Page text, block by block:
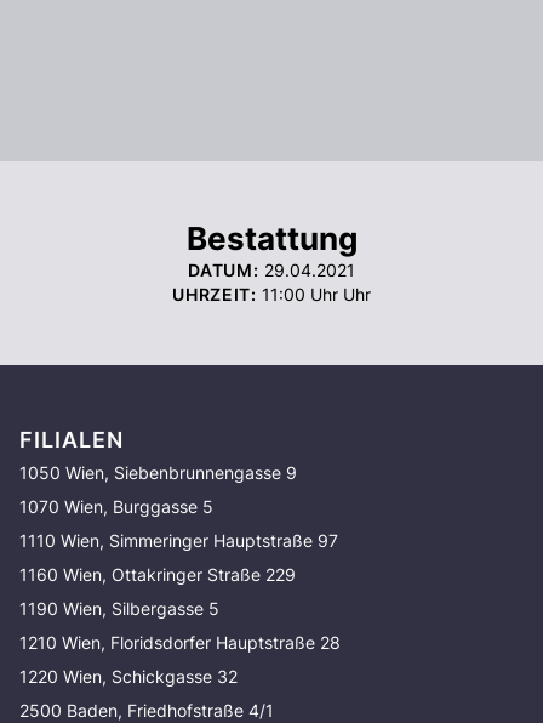
Bestattung
DATUM: 29.04.2021
UHRZEIT: 11:00 UhrUhr
FILIALEN
1050 Wien, Siebenbrunnengasse 9
1070 Wien, Burggasse 5
1110 Wien, Simmeringer Hauptstraße 97
1160 Wien, Ottakringer Straße 229
1190 Wien, Silbergasse 5
1210 Wien, Floridsdorfer Hauptstraße 28
1220 Wien, Schickgasse 32
2500 Baden, Friedhofstraße 4/1